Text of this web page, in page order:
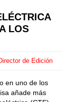
LOS
de Edición
en uno de los
añade más